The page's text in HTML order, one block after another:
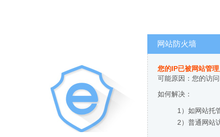
网站防火墙
您的IP已被网站管
可能原因：您的访
如何解决：
1）如网站托
2）普通网站